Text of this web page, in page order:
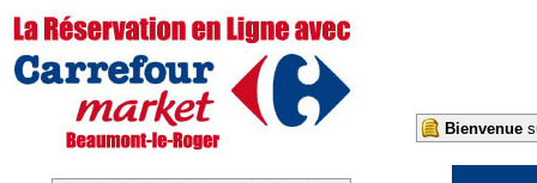
Bienvenue